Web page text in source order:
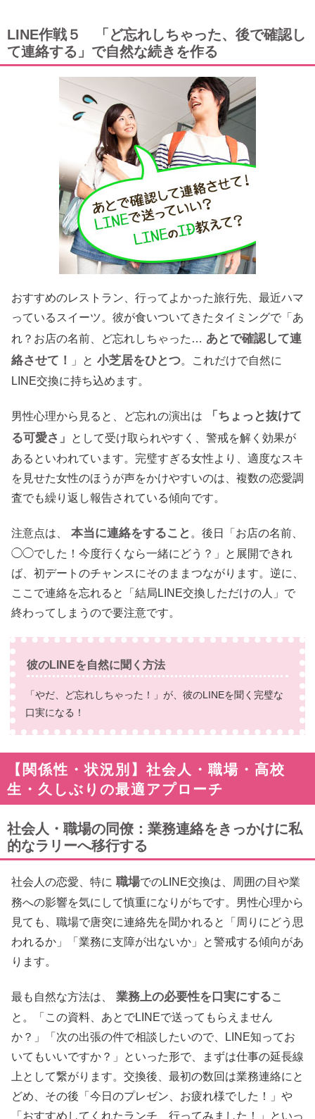
LINE作戦５ 「ど忘れしちゃった、後で確認し
て連絡する」で自然な続きを作る
おすすめのレストラン、行ってよかった旅行先、最近ハマ
っているスイーツ。彼が食いついてきたタイミングで「あ
れ？お店の名前、ど忘れしちゃった… あとで確認して連
絡させて！
」と 小芝居をひとつ。これだけで自然に
LINE交換に持ち込めます。
男性心理から見ると、ど忘れの演出は
「ちょっと抜けて
る可愛さ」
として受け取られやすく、警戒を解く効果が
あるといわれています。完璧すぎる女性より、適度なスキ
を見せた女性のほうが声をかけやすいのは、複数の恋愛調
査でも繰り返し報告されている傾向です。
注意点は、 本当に連絡をすること 。後日「お店の名前、
◯◯でした！今度行くなら一緒にどう？」と展開できれ
ば、初デートのチャンスにそのままつながります。逆に、
ここで連絡を忘れると「結局LINE交換しただけの人」で
終わってしまうので要注意です。
彼のLINEを自然に聞く方法
「やだ、ど忘れしちゃった！」が、彼のLINEを聞く完璧な
口実になる！
【関係性・状況別】社会人・職場・高校
生・久しぶりの最適アプローチ
社会人・職場の同僚：業務連絡をきっかけに私
的なラリーへ移行する
社会人の恋愛、特に 職場でのLINE交換は、周囲の目や業
務への影響を気にして慎重になりがちです。男性心理から
見ても、職場で唐突に連絡先を聞かれると「周りにどう思
われるか」「業務に支障が出ないか」と警戒する傾向があ
ります。
最も自然な方法は、 業務上の必要性を口実にするこ
と。「この資料、あとでLINEで送ってもらえません
か？」「次の出張の件で相談したいので、LINE知ってお
いてもいいですか？」といった形で、まずは仕事の延長線
上として繋がります。交換後、最初の数回は業務連絡にと
どめ、その後「今日のプレゼン、お疲れ様でした！」や
「おすすめしてくれたランチ、行ってみました！」といっ